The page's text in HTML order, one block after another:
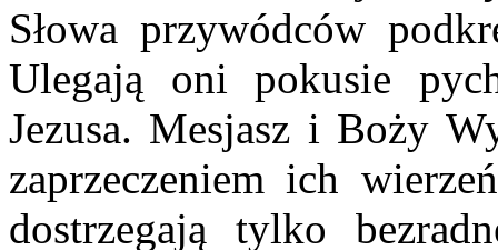
Słowa przywódców
Ulegają oni pokusie
Jezusa. Mesjasz i Boży
zaprzeczeniem ich
dostrzegają tylko